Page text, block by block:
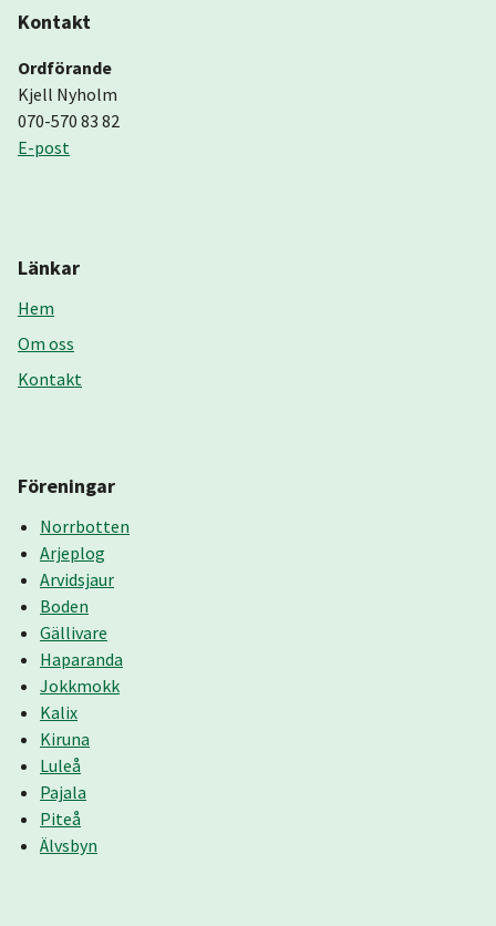
Kontakt
Ordförande
Kjell Nyholm
070-570 83 82
E-post
Länkar
Hem
Om oss
Kontakt
Föreningar
Norrbotten
Arjeplog
Arvidsjaur
Boden
Gällivare
Haparanda
Jokkmokk
Kalix
Kiruna
Luleå
Pajala
Piteå
Älvsbyn